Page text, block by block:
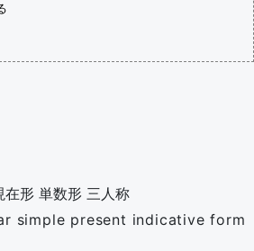
在形 単数形 三人称
simple present indicative form